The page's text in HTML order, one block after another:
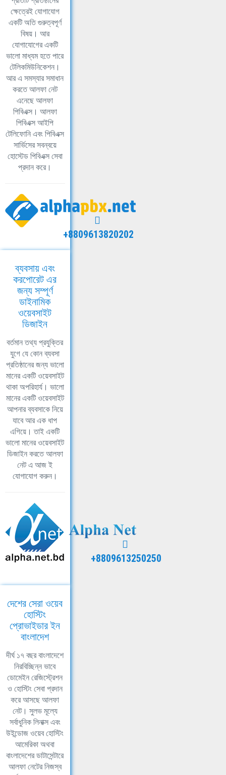
ক্ষেত্রেই যোগাযোগ
একটি অতি গুরুত্বপূর্ণ
বিষয়। আর
যোগাযোগের একটি
ভালো মাধ্যম হতে পারে
টেলিকমিউনিকেশন।
আর এ সমস্যার সমাধান
করতে আলফা নেট
এনেছে আলফা
পিবিএক্স। আলফা
পিবিএক্স আইপি
টেলিফোনি এবং পিবিএক্স
সার্ভিসের সবন্বয়ে
হোস্টেড পিবিএক্স সেবা
প্রদান করে।
+8809613820202
ব্যবসায় এবং
করপোরেট এর
জন্য সম্পূর্ণ
ডাইনামিক
ওয়েবসাইট
ডিজাইন
বর্তমান তথ্য প্রযুক্তির
যুগে যে কোন ব্যবসা
প্রতিষ্ঠানের জন্য ভালো
মানের একটি ওয়েবসাইট
থাকা অপরিহার্য। ভালো
মানের একটি ওয়েবসাইট
আপনার ব্যবসাকে নিয়ে
যাবে আর এক ধাপ
এগিয়ে। তাই একটি
ভালো মানের ওয়েবসাইট
ডিজাইন করতে আলফা
নেট এ আজ ই
যোগাযোগ করুন।
+8809613250250
দেশের সেরা ওয়েব
হোস্টিং
প্রোভাইডার ইন
বাংলাদেশ
দীর্ঘ ১৭ বছর বাংলাদেশে
নিরবিচ্ছিন্ন ভাবে
ডোমেইন রেজিস্ট্রেশন
ও হোস্টিং সেবা প্রদান
করে আসছে আলফা
নেট। সুলভ মূল্যে
সর্বাধুনিক লিনাক্স এবং
উইন্ডোজ ওয়েব হোস্টিং
আমেরিকা অথবা
বাংলাদেশের ডাটাসেন্টারে
আলফা নেটের নিজস্ব